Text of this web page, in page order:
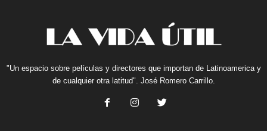
"Un espacio sobre películas y directores que importan de Latinoamerica y
de cualquier otra latitud". José Romero Carrillo.